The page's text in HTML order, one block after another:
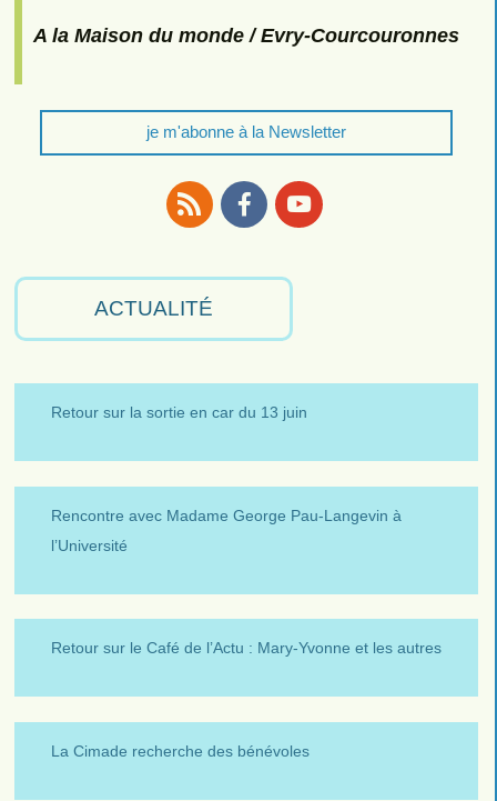
A la Maison du monde / Evry-Courcouronnes
je m'abonne à la Newsletter
ACTUALITÉ
Retour sur la sortie en car du 13 juin
Rencontre avec Madame George Pau-Langevin à
l’Université
Retour sur le Café de l’Actu : Mary-Yvonne et les autres
La Cimade recherche des bénévoles